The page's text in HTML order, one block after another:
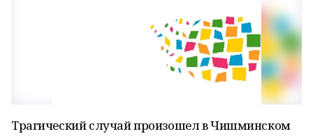
Трагический случай произошел в Чишминском